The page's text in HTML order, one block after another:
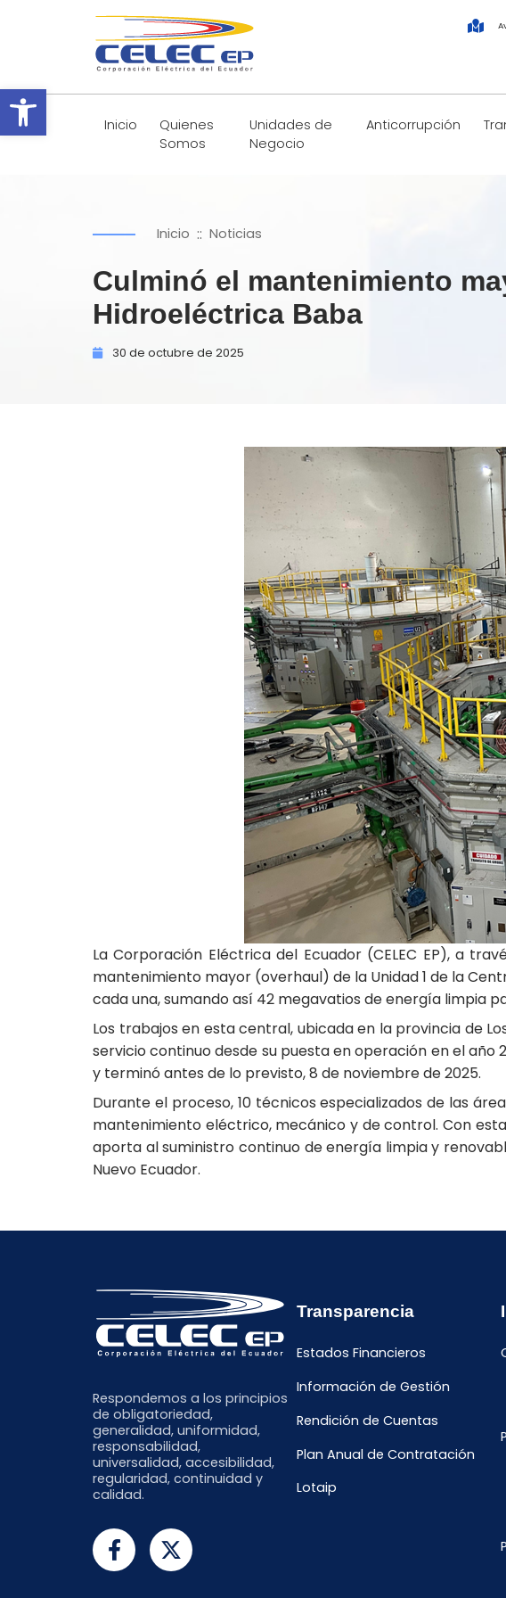
Abrir barra de herramientas
Inicio
Quienes
Somos
Unidades de
Negocio
Anticorrupción
Inicio :: Noticias
Culminó el mantenimiento
Hidroeléctrica Baba
30 de octubre de 2025
La Corporación Eléctrica del Ecuador (CELEC EP), a
mantenimiento mayor (overhaul) de la Unidad 1 de la
cada una, sumando así 42 megavatios de energía limpia
Los trabajos en esta central, ubicada en la provincia de
servicio continuo desde su puesta en operación en el
y terminó antes de lo previsto, 8 de noviembre de 2025.
Durante el proceso, 10 técnicos especializados de las
mantenimiento eléctrico, mecánico y de control. Con
aporta al suministro continuo de energía limpia y
Nuevo Ecuador.
Respondemos a los principios
de obligatoriedad,
generalidad, uniformidad,
responsabilidad,
universalidad, accesibilidad,
regularidad, continuidad y
calidad.
Transparencia
Estados Financieros
Información de Gestión
Rendición de Cuentas
Plan Anual de Contratación
Lotaip